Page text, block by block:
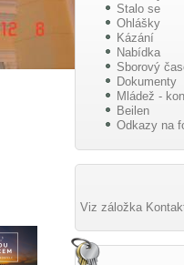
Stalo se
Ohlášky
Kázání
Nabídka
Sborový
Dokumenty
Mládež -
Beilen
Odkazy na
Viz záložka